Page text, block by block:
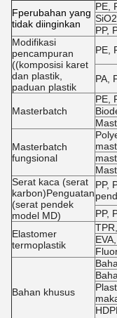
Fperubahan yang
tidak diinginkan
PE,
PP,
Modifikasi
pencampuran
((komposisi karet
dan plastik,
paduan plastik
PE,
PA,
Masterbatch
PE,
Masterbatch
fungsional
Serat kaca (serat
karbon)Penguatan
(serat pendek
model MD)
PP,
PP,
Elastomer
termoplastik
Bahan khusus